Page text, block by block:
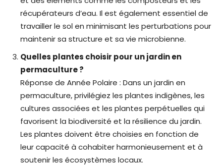
récupérateurs d’eau. Il est également essentiel de
travailler le sol en minimisant les perturbations pour
maintenir sa structure et sa vie microbienne.
Quelles plantes choisir pour un jardin en
permaculture ?
Réponse de Année Polaire : Dans un jardin en
permaculture, privilégiez les plantes indigènes, les
cultures associées et les plantes perpétuelles qui
favorisent la biodiversité et la résilience du jardin.
Les plantes doivent être choisies en fonction de
leur capacité à cohabiter harmonieusement et à
soutenir les écosystèmes locaux.